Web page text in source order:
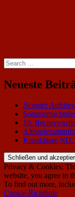
Search
for:
Neueste
Neunter
10.
Kreisklasse
Privacy & Cookies:
website, you agree to
To find out more,
Cookie-Richtlinie